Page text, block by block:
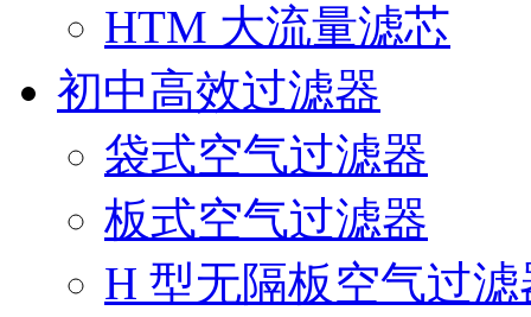
HTM 大流量滤芯
初中高效过滤器
袋式空气过滤器
板式空气过滤器
H 型无隔板空气过滤